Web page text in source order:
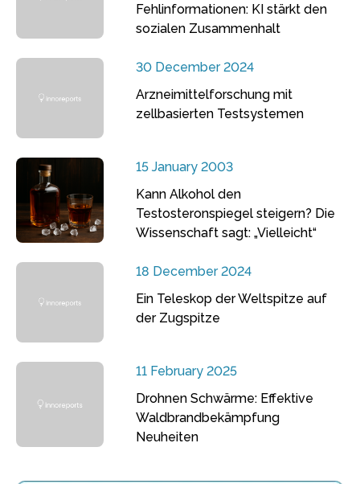
Fehlinformationen: KI stärkt den
sozialen Zusammenhalt
30 December 2024
Arzneimittelforschung mit
zellbasierten Testsystemen
15 January 2003
Kann Alkohol den
Testosteronspiegel steigern? Die
Wissenschaft sagt: „Vielleicht“
18 December 2024
Ein Teleskop der Weltspitze auf
der Zugspitze
11 February 2025
Drohnen Schwärme: Effektive
Waldbrandbekämpfung
Neuheiten